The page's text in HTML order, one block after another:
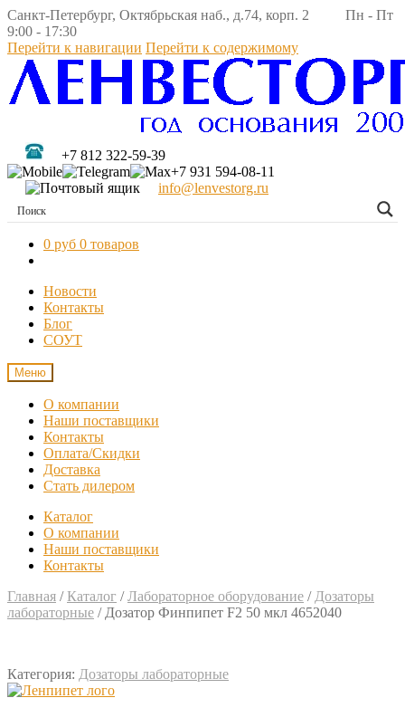
Санкт-Петербург, Октябрьская наб., д.74, корп. 2 Пн - Пт
9:00 - 17:30
Перейти к навигации Перейти к содержимому
+7 812 322-59-39
+7 931 594-08-11
info@lenvestorg.ru
0 руб 0 товаров
Новости
Контакты
Блог
СОУТ
Меню
О компании
Наши поставщики
Контакты
Оплата/Скидки
Доставка
Стать дилером
Каталог
О компании
Наши поставщики
Контакты
Главная / Каталог /Лабораторное оборудование / Дозаторы
лабораторные / Дозатор Финпипет F2 50 мкл 4652040
Категория: Дозаторы лабораторные